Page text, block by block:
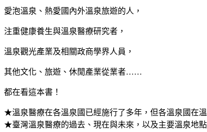
愛泡溫泉、熱愛國內外溫泉旅遊的人，
注重健康養生與溫泉醫療研究者，
溫泉觀光產業及相關政商學界人員，
其他文化、旅遊、休閒產業從業者……
都在看這本書！
★溫泉醫療在各溫泉國已經施行了多年，但各溫泉國在
★臺灣溫泉醫療的過去、現在與未來，以及主要溫泉地點